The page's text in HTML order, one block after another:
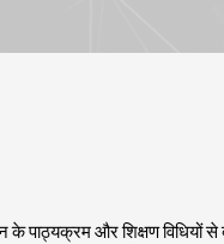
पाठ्यक्रम और शिक्षण विधियों से